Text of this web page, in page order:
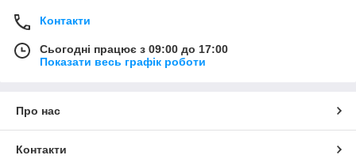
Контакти
Сьогодні працює з 09:00 до 17:00
Показати весь графік роботи
Про нас
Контакти